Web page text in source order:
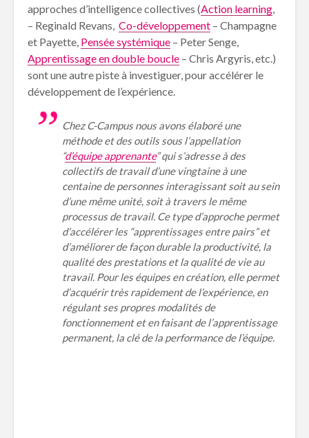
approches d’intelligence collectives (Action learning,
– Reginald Revans, Co-développement – Champagne
et Payette, Pensée systémique – Peter Senge,
Apprentissage en double boucle – Chris Argyris, etc.)
sont une autre piste à investiguer, pour accélérer le
développement de l’expérience.
Chez C-Campus nous avons élaboré une
méthode et des outils sous l’appellation
“d’équipe apprenante” qui s’adresse à des
collectifs de travail d’une vingtaine à une
centaine de personnes interagissant soit au sein
d’une même unité, soit à travers le même
processus de travail. Ce type d’approche permet
d’accélérer les “apprentissages entre pairs” et
d’améliorer de façon durable la productivité, la
qualité des prestations et la qualité de vie au
travail. Pour les équipes en création, elle permet
d’acquérir très rapidement de l’expérience, en
régulant ses propres modalités de
fonctionnement et en faisant de l’apprentissage
permanent, la clé de la performance de l’équipe.